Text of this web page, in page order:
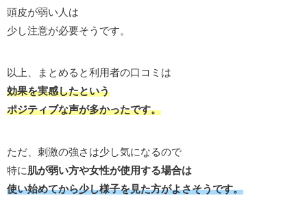
頭皮が弱い人は
少し注意が必要そうです。
以上、まとめると利用者の口コミは
効果を実感したという
ポジティブな声が多かったです。
ただ、刺激の強さは少し気になるので
特に肌が弱い方や女性が使用する場合は
使い始めてから少し様子を見た方がよさそうです。